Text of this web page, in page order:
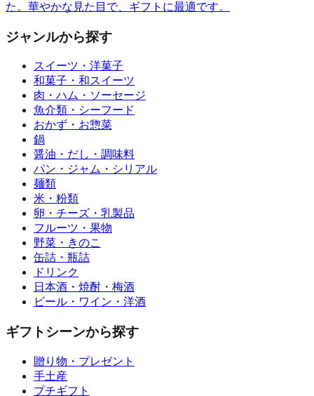
た。華やかな見た目で、ギフトに最適です。
ジャンルから探す
スイーツ・洋菓子
和菓子・和スイーツ
肉・ハム・ソーセージ
魚介類・シーフード
おかず・お惣菜
鍋
醤油・だし・調味料
パン・ジャム・シリアル
麺類
米・粉類
卵・チーズ・乳製品
フルーツ・果物
野菜・きのこ
缶詰・瓶詰
ドリンク
日本酒・焼酎・梅酒
ビール・ワイン・洋酒
ギフトシーンから探す
贈り物・プレゼント
手土産
プチギフト